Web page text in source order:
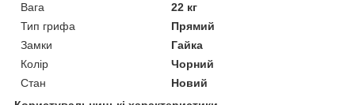
Вага
22 кг
Тип грифа
Прямий
Замки
Гайка
Колір
Чорний
Стан
Новий